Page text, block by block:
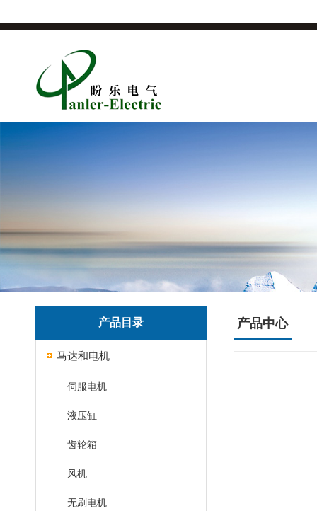
产品目录
马达和电机
伺服电机
液压缸
齿轮箱
风机
无刷电机
产品中心